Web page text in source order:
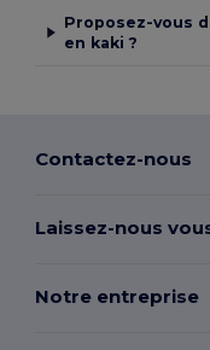
Proposez-vous
en kaki ?
Contactez-nous
Laissez-nous
Notre entreprise